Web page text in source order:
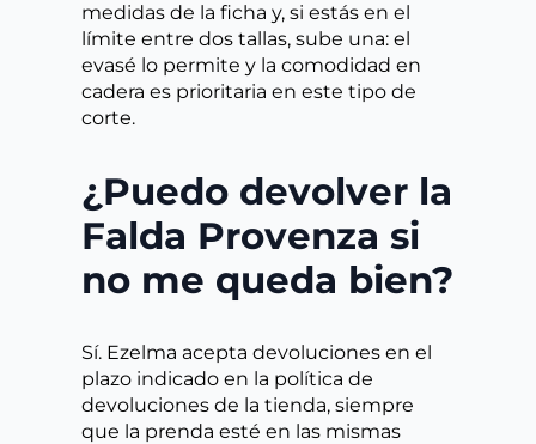
medidas de la ficha y, si estás en el
límite entre dos tallas, sube una: el
evasé lo permite y la comodidad en
cadera es prioritaria en este tipo de
corte.
¿Puedo devolver la
Falda Provenza si
no me queda bien?
Sí. Ezelma acepta devoluciones en el
plazo indicado en la política de
devoluciones de la tienda, siempre
que la prenda esté en las mismas